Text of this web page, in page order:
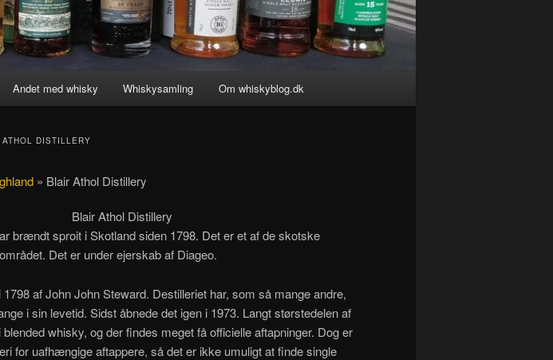
Andet med whisky Whiskysamling Om whiskyblog.dk
DISTILLERY
» Blair Athol Distillery
Blair Athol Distillery
brændt sproit i Skotland siden 1798. Det er et af de skotske
Det er under ejerskab af Diageo.
af John John Steward. Destilleriet har, som så mange andre,
i sin levetid. Sidst åbnede det igen i 1973. Langt størstedelen af
whisky, og der findes meget få officielle aftapninger. Dog er
for uafhængige aftappere, så det er ikke umuligt at finde single